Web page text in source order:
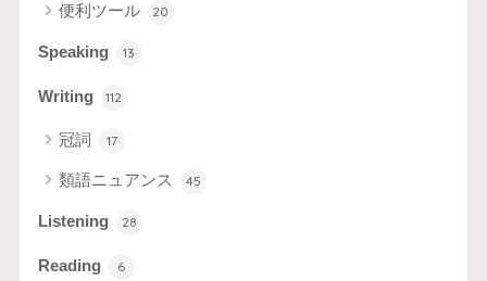
便利ツール 20
Speaking 13
Writing 112
冠詞 17
類語ニュアンス 45
Listening 28
Reading 6